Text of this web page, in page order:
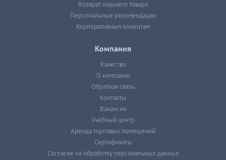
Возврат лишнего товара
Персональные рекомендации
Корпоративным клиентам
Компания
Качество
О компании
Обратная связь
Контакты
Вакансии
Учебный центр
Аренда торговых помещений
Сертификаты
Согласие на обработку персональных данных